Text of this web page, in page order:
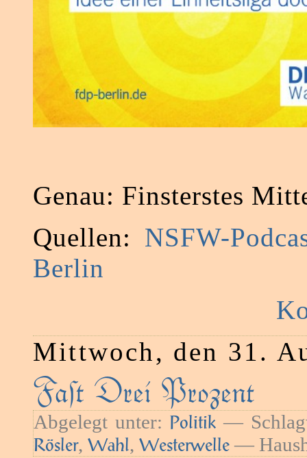
Genau: Finsterstes
Quellen: NSFW-
Berlin
Mittwoch, den 31.
Faﬅ Drei Prozent
Abgelegt unter: Politik —
Rösler, Wahl, Westerwelle —